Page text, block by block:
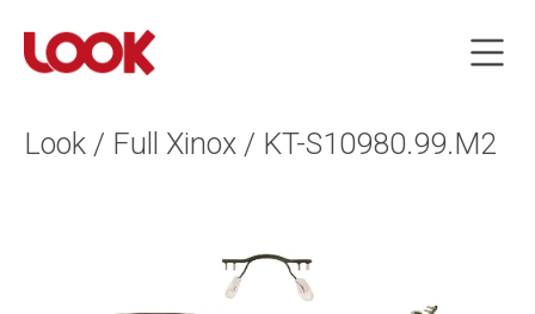
Look / Full Xinox / KT-S10980.99.M2